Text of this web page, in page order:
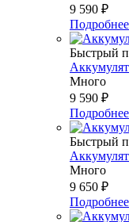
9 590 ₽
Подробнее
Быстрый
Много
9 590 ₽
Подробнее
Быстрый
Много
9 650 ₽
Подробнее